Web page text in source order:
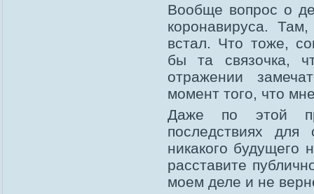
Вообще вопрос о
коронавируса.
встал. Что тоже,
бы та связочка,
отражении
момент того, что
Даже по этой
последствиях
никакого будущего
расставите
моем деле и не